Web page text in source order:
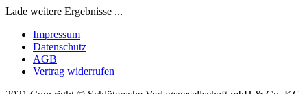
Lade weitere Ergebnisse ...
Impressum
Datenschutz
AGB
Vertrag widerrufen